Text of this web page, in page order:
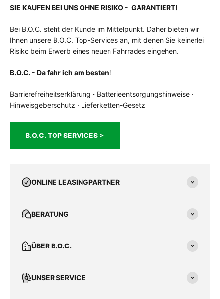
SIE KAUFEN BEI UNS OHNE RISIKO - GARANTIERT!
Bei B.O.C. steht der Kunde im Mittelpunkt. Daher bieten wir
Ihnen unsere B.O.C. Top-Services an, mit denen Sie keinerlei
Risiko beim Erwerb eines neuen Fahrrades eingehen.
B.O.C. - Da fahr ich am besten!
Barrierefreiheitserklärung · Batterieentsorgungshinweise ·
Hinweisgeberschutz · Lieferketten-Gesetz
B.O.C. TOP SERVICES >
ONLINE LEASINGPARTNER
BERATUNG
ÜBER B.O.C.
UNSER SERVICE